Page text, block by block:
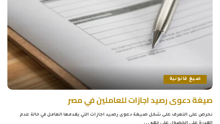
صيغ قانونية
صيغة دعوى رصيد اجازات للعاملين في مصر
نحرص على التعرف على شكل صيغة دعوى رصيد اجازات التي يقدمها العامل في حالة عدم